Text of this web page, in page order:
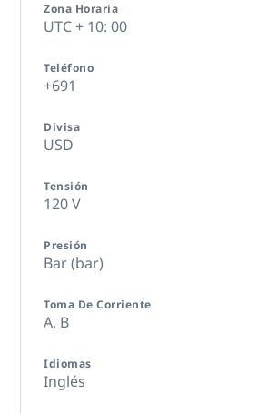
Zona Horaria
UTC + 10: 00
Teléfono
+691
Divisa
USD
Tensión
120 V
Presión
Bar (bar)
Toma De Corriente
A, B
Idiomas
Inglés